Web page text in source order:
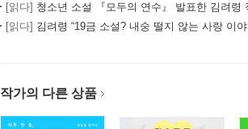
[읽다] 청소년 소설 『모두의 연수』 발표한 김려령
[읽다] 김려령 “19금 소설? 내숭 떨지 않는 사랑 이야
작가의 다른 상품